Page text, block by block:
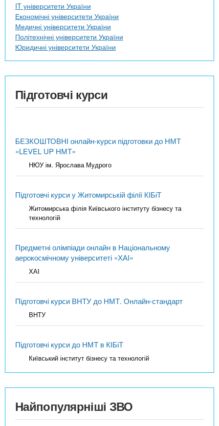
IT університети України
Економічні університети України
Медичні університети України
Політехнічні університети України
Юридичні університети України
Підготовчі курси
БЕЗКОШТОВНІ онлайн-курси підготовки до НМТ
«LEVEL UP НМТ»
НЮУ ім. Ярослава Мудрого
Підготовчі курси у Житомирській філії КІБіТ
Житомирська філія Київського інституту бізнесу та
технологій
Предметні олімпіади онлайн в Національному
аерокосмічному університеті «ХАІ»
ХАІ
Підготовчі курси ВНТУ до НМТ. Онлайн-стандарт
ВНТУ
Підготовчі курси до НМТ в КІБіТ
Київський інститут бізнесу та технологій
Найпопулярніші ЗВО